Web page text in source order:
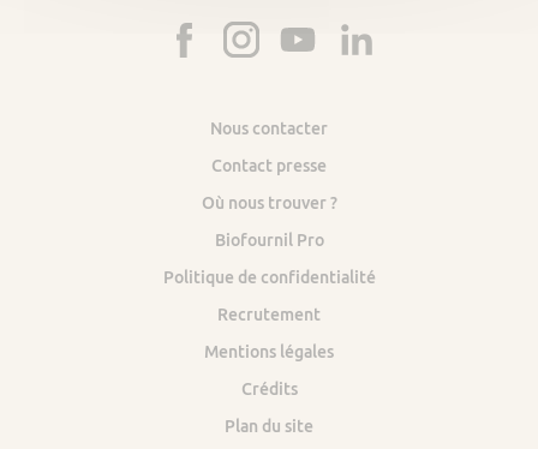
Nous contacter
Contact presse
Où nous trouver ?
Biofournil Pro
Politique de confidentialité
Recrutement
Mentions légales
Crédits
Plan du site